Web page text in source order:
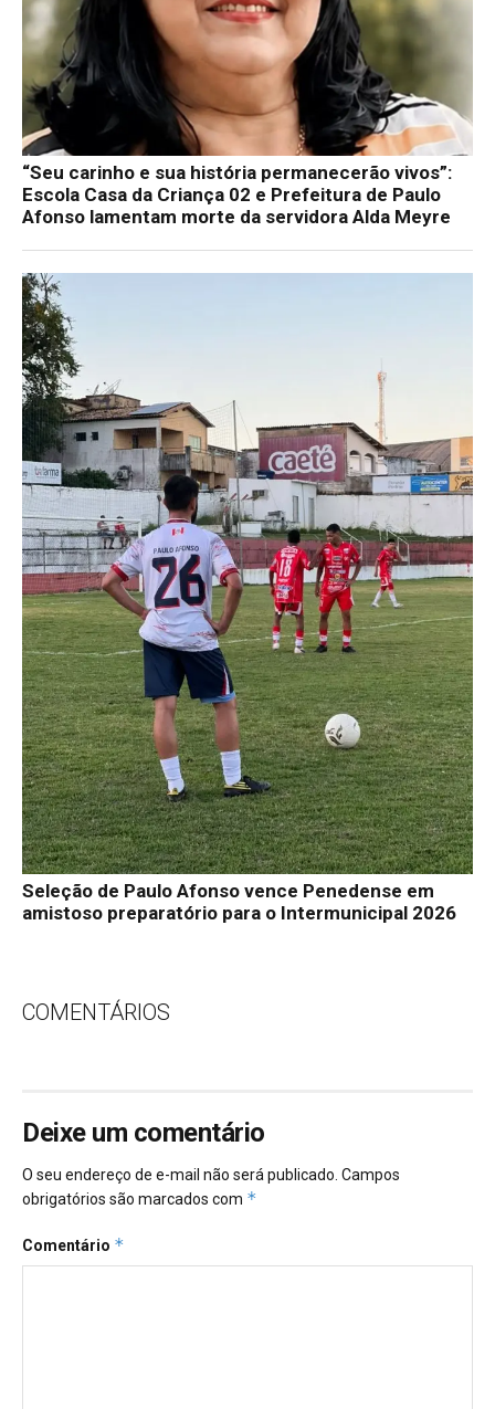
“Seu carinho e sua história permanecerão vivos”:
Escola Casa da Criança 02 e Prefeitura de Paulo
Afonso lamentam morte da servidora Alda Meyre
Seleção de Paulo Afonso vence Penedense em
amistoso preparatório para o Intermunicipal 2026
COMENTÁRIOS
Deixe um comentário
O seu endereço de e-mail não será publicado. Campos
obrigatórios são marcados com *
Comentário *